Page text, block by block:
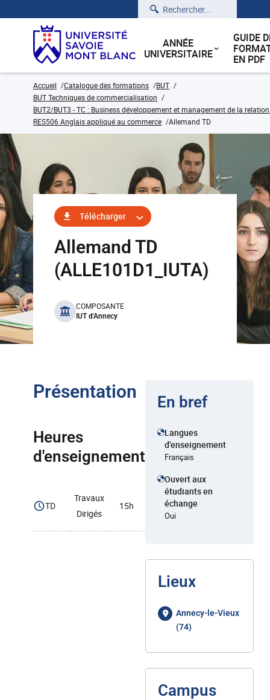
Rechercher
ANNÉE
UNIVERSITAIRE
GUIDE
EN PDF
Accueil Catalogue des formations
BUT
BUT Techniques de commercialisation
BUT2/BUT3 - TC : Business développement et management de la
RES506 Anglais appliqué au commerce
Allemand TD
Télécharger
Allemand TD
(ALLE101D1_IUTA)
benefits
COMPOSANTE
IUT d'Annecy
Présentation
Heures
d'enseignement
TD
Travaux
Dirigés
15h
En bref
Langues
d'enseignement
Français
Ouvert aux
étudiants en
échange
Oui
Lieux
Annecy-le-Vieux
(74)
Campus